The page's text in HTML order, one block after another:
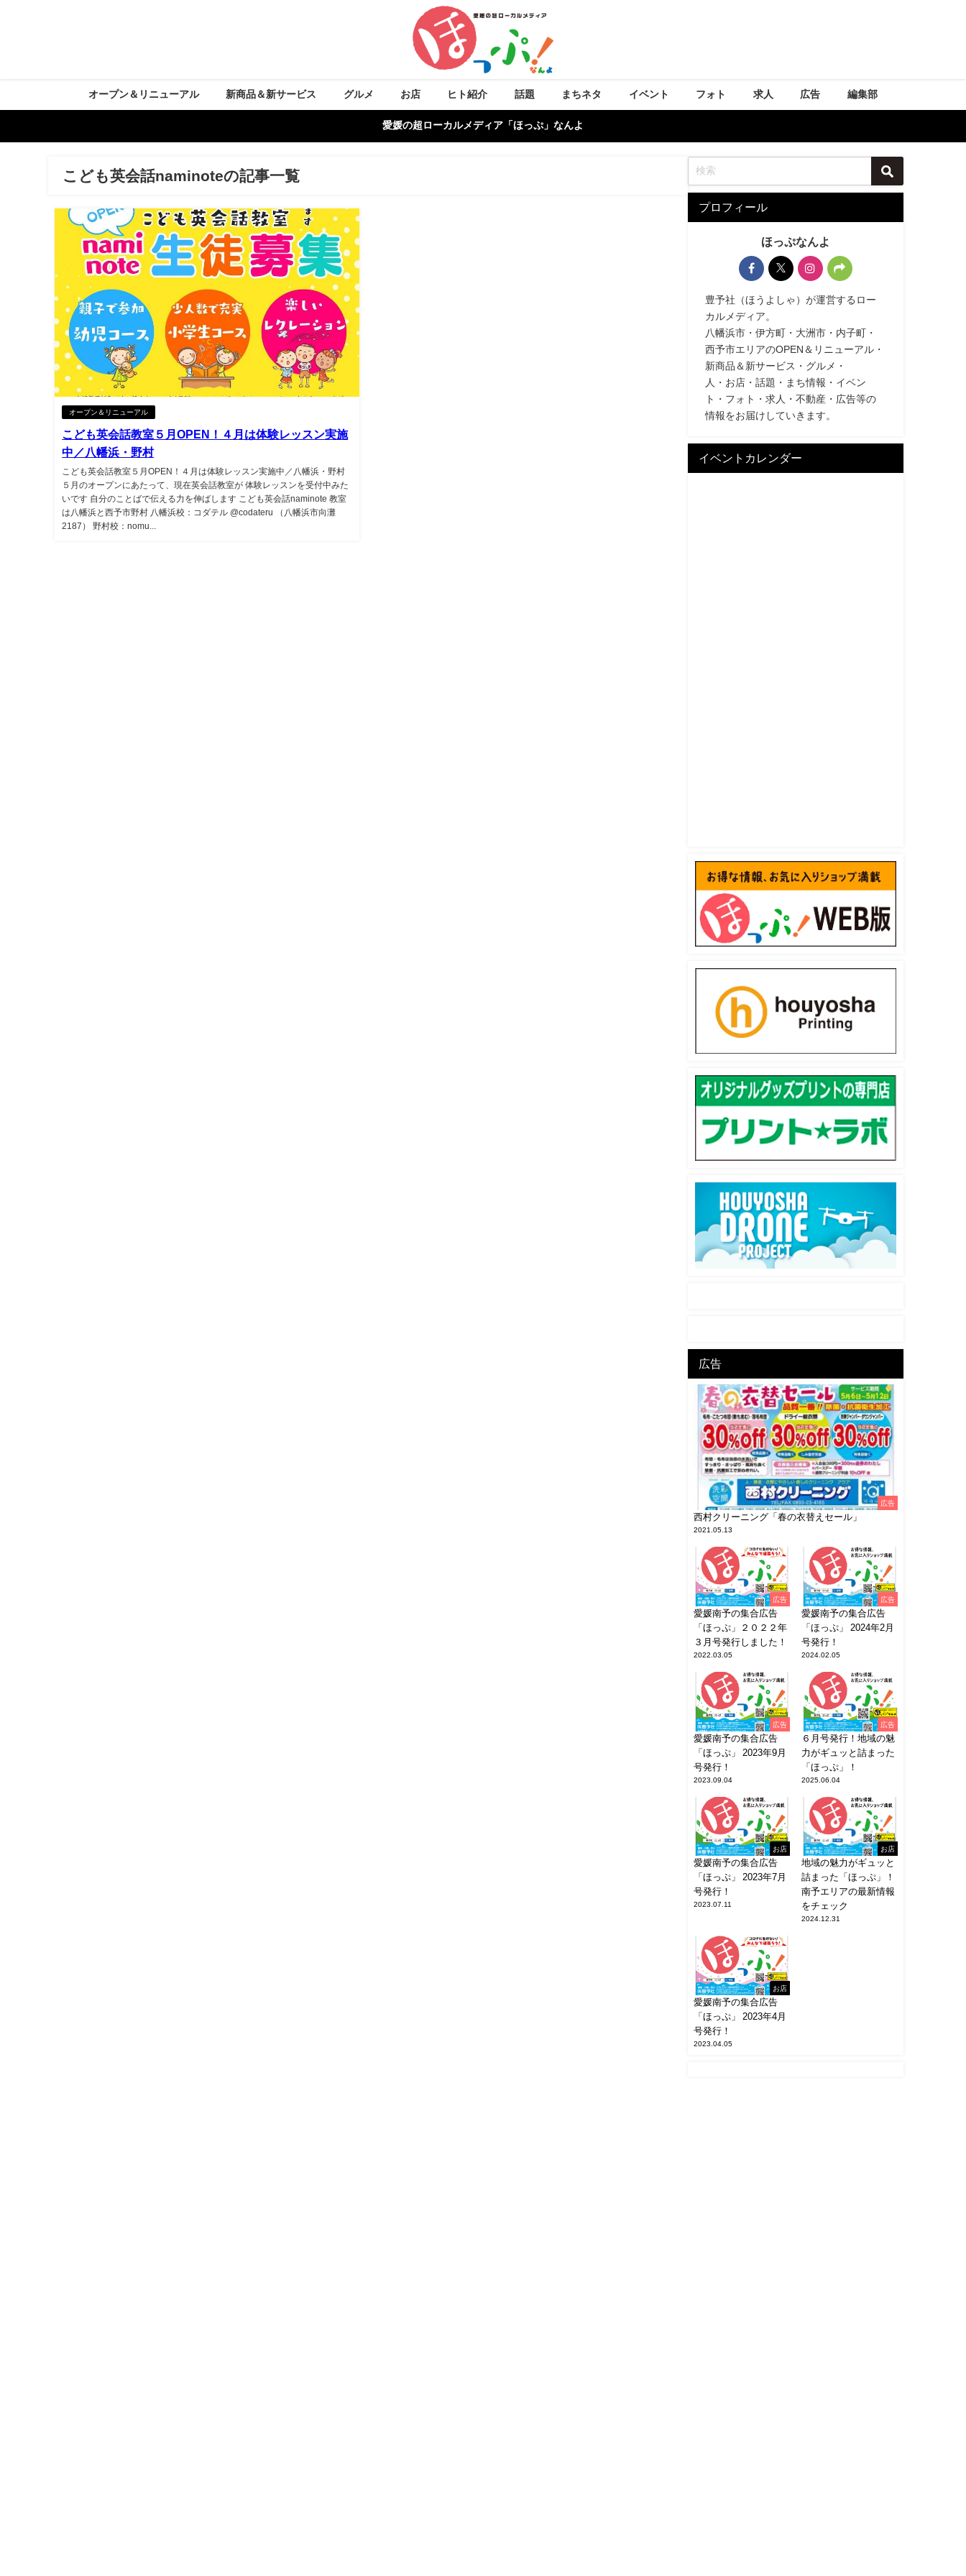
オープン＆リニューアル 新商品＆新サービス グルメ お店 ヒト紹介 話題 まちネタ イベント フォト 求人 広告 編集部
愛媛の超ローカルメディア「ほっぷ」なんよ
こども英会話naminoteの記事一覧
オープン＆リニューアル
こども英会話教室５月OPEN！４月は体験レッスン実施
中／八幡浜・野村
こども英会話教室５月OPEN！４月は体験レッスン実施中／八幡浜・野村
５月のオープンにあたって、現在英会話教室が 体験レッスンを受付中みた
いです 自分のことばで伝える力を伸ばします こども英会話naminote 教室
は八幡浜と西予市野村 八幡浜校：コダテル @codateru （八幡浜市向灘
2187） 野村校：nomu...
プロフィール
ほっぷなんよ
豊予社（ほうよしゃ）が運営するロー
カルメディア。
八幡浜市・伊方町・大洲市・内子町・
西予市エリアのOPEN＆リニューアル・
新商品＆新サービス・グルメ・
人・お店・話題・まち情報・イベン
ト・フォト・求人・不動産・広告等の
情報をお届けしていきます。
イベントカレンダー
広告
広告
西村クリーニング「春の衣替えセール」
2021.05.13
広告
愛媛南予の集合広告
「ほっぷ」２０２２年
３月号発行しました！
2022.03.05
広告
愛媛南予の集合広告
「ほっぷ」 2024年2月
号発行！
2024.02.05
広告
愛媛南予の集合広告
「ほっぷ」 2023年9月
号発行！
2023.09.04
広告
６月号発行！地域の魅
力がギュッと詰まった
「ほっぷ」！
2025.06.04
お店
愛媛南予の集合広告
「ほっぷ」 2023年7月
号発行！
2023.07.11
お店
地域の魅力がギュッと
詰まった「ほっぷ」！
南予エリアの最新情報
をチェック
2024.12.31
お店
愛媛南予の集合広告
「ほっぷ」 2023年4月
号発行！
2023.04.05